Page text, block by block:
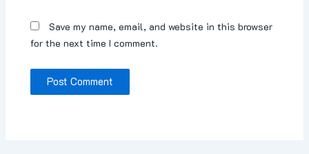
Save my name, email, and website in this browser
for the next time I comment.